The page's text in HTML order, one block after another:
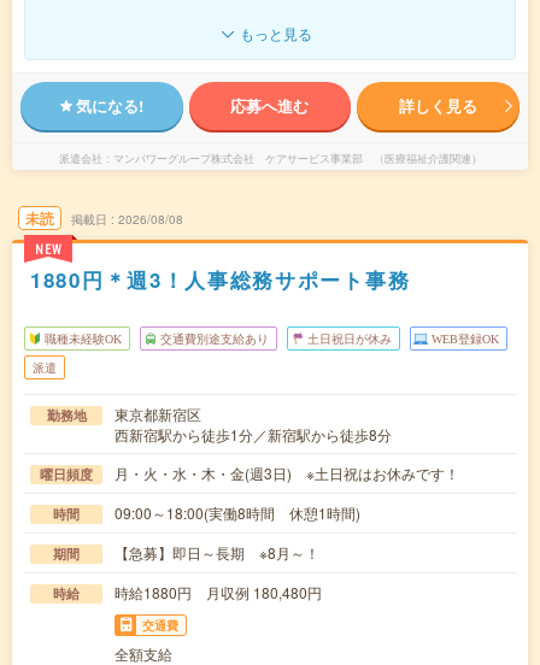
もっと見る
気になる! 応募へ進む 詳しく見る
派遣会社 マンパワーグループ株式会社 ケアサービス事業部 （医療福祉介護関連）
未読
NEW
掲載日 2026/08/08
1880円＊週3！人事総務サポート事務
職種未経験OK 交通費別途支給あり 土日祝日が休み WEB登録OK
派遣
勤務地
東京都新宿区
西新宿駅から徒歩1分／新宿駅から徒歩8分
曜日頻度 月・火・水・木・金(週3日) ※土日祝はお休みです！
時間 09:00～18:00(実働8時間 休憩1時間)
期間 【急募】即日～長期 ※8月～！
時給 時給1880円 月収例 180,480円
交通費
全額支給